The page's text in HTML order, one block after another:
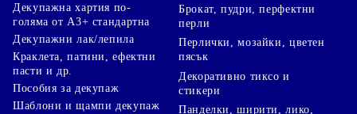
Декупажна хартия по-
голяма от А3+ стандартна
Декупажни лак/лепила
Краклета, патини, ефектни
пасти и др.
Пособия за декупаж
Шаблони и щампи декупаж
Брокат, пудри, перфектни
перли
Перлички, мозайки, цветен
пясък
Декоративно тиксо и
стикери
Панделки, ширити, лико,